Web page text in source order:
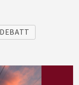
DEBATT